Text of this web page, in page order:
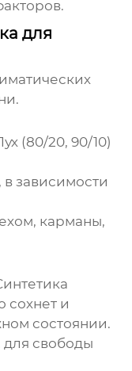
для
(80/20, 90/10)
зависимости
карманы,
сохнет и
состоянии.
для свободы